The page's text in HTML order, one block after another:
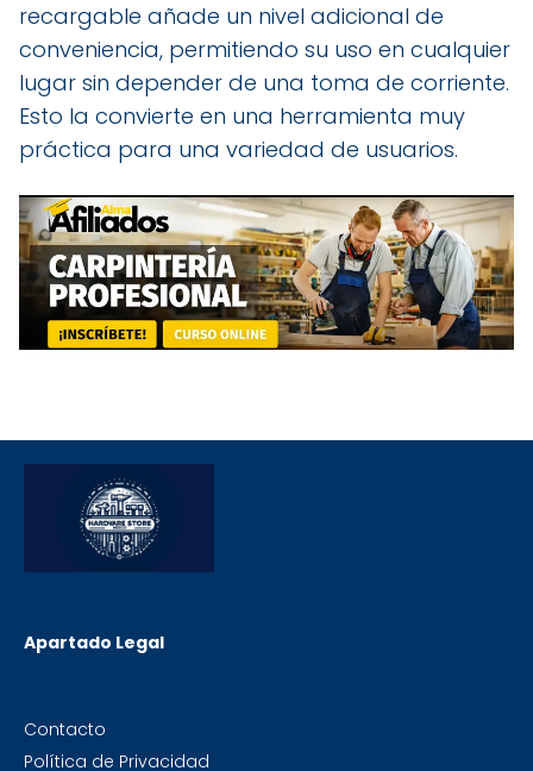
recargable añade un nivel adicional de
conveniencia, permitiendo su uso en cualquier
lugar sin depender de una toma de corriente.
Esto la convierte en una herramienta muy
práctica para una variedad de usuarios.
Apartado Legal
Contacto
Política de Privacidad